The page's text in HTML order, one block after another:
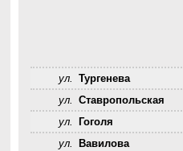
ул. Тургенева
ул. Ставропольская
ул.
Гоголя
ул.
Вавилова